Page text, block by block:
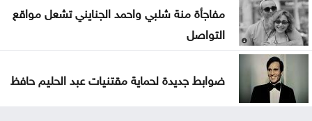
مفاجأة منة شلبي واحمد الجنايني تشعل مواقع
التواصل
ضوابط جديدة لحماية مقتنيات عبد الحليم حافظ